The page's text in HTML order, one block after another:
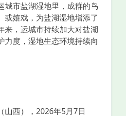
城市盐湖湿地里，成群的鸟
或嬉戏，为盐湖湿地增添了
来，运城市持续加大对盐湖
力度，湿地生态环境持续向
山西），2026年5月7日